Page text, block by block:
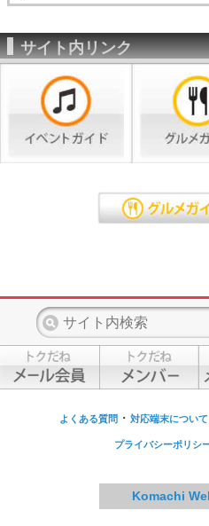
サイト内リンク
よくある質問 ・ 対応端末について
プライバシーポリシ
Komachi